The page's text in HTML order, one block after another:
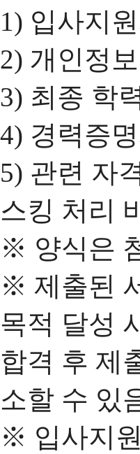
1) 입사지
2) 개인정
3) 최종 학
4) 경력증
5) 관련 자
스킹 처리
※ 양식은
※ 제출된
목적 달성
합격 후 제
소할 수 있
※ 입사지